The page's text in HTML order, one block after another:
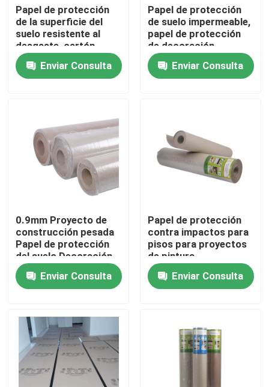
Sobre nosotros
Contactos
Solar el papel de la protección
Rollo temporal de la protección del piso
Protección del piso del papel de Kraft
Papel de revestimiento de suelos de la construcción
Hojas que suelan impermeables
Revestimiento de suelos protector temporal
Papel de protección
de la superficie del
suelo resistente al
desgaste, cartón
reciclado
Enviar Consulta
Papel de protección
de suelo impermeable,
papel de protección
de decoración
resistente al desgaste
Enviar Consulta
0.9mm Proyecto de
construcción pesada
Papel de protección
del suelo Decoración
Material de
protección del suelo
terminado
Enviar Consulta
Papel de protección
contra impactos para
pisos para proyectos
de pintura
Enviar Consulta